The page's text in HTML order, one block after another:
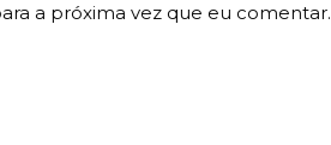
a próxima vez que eu comentar.